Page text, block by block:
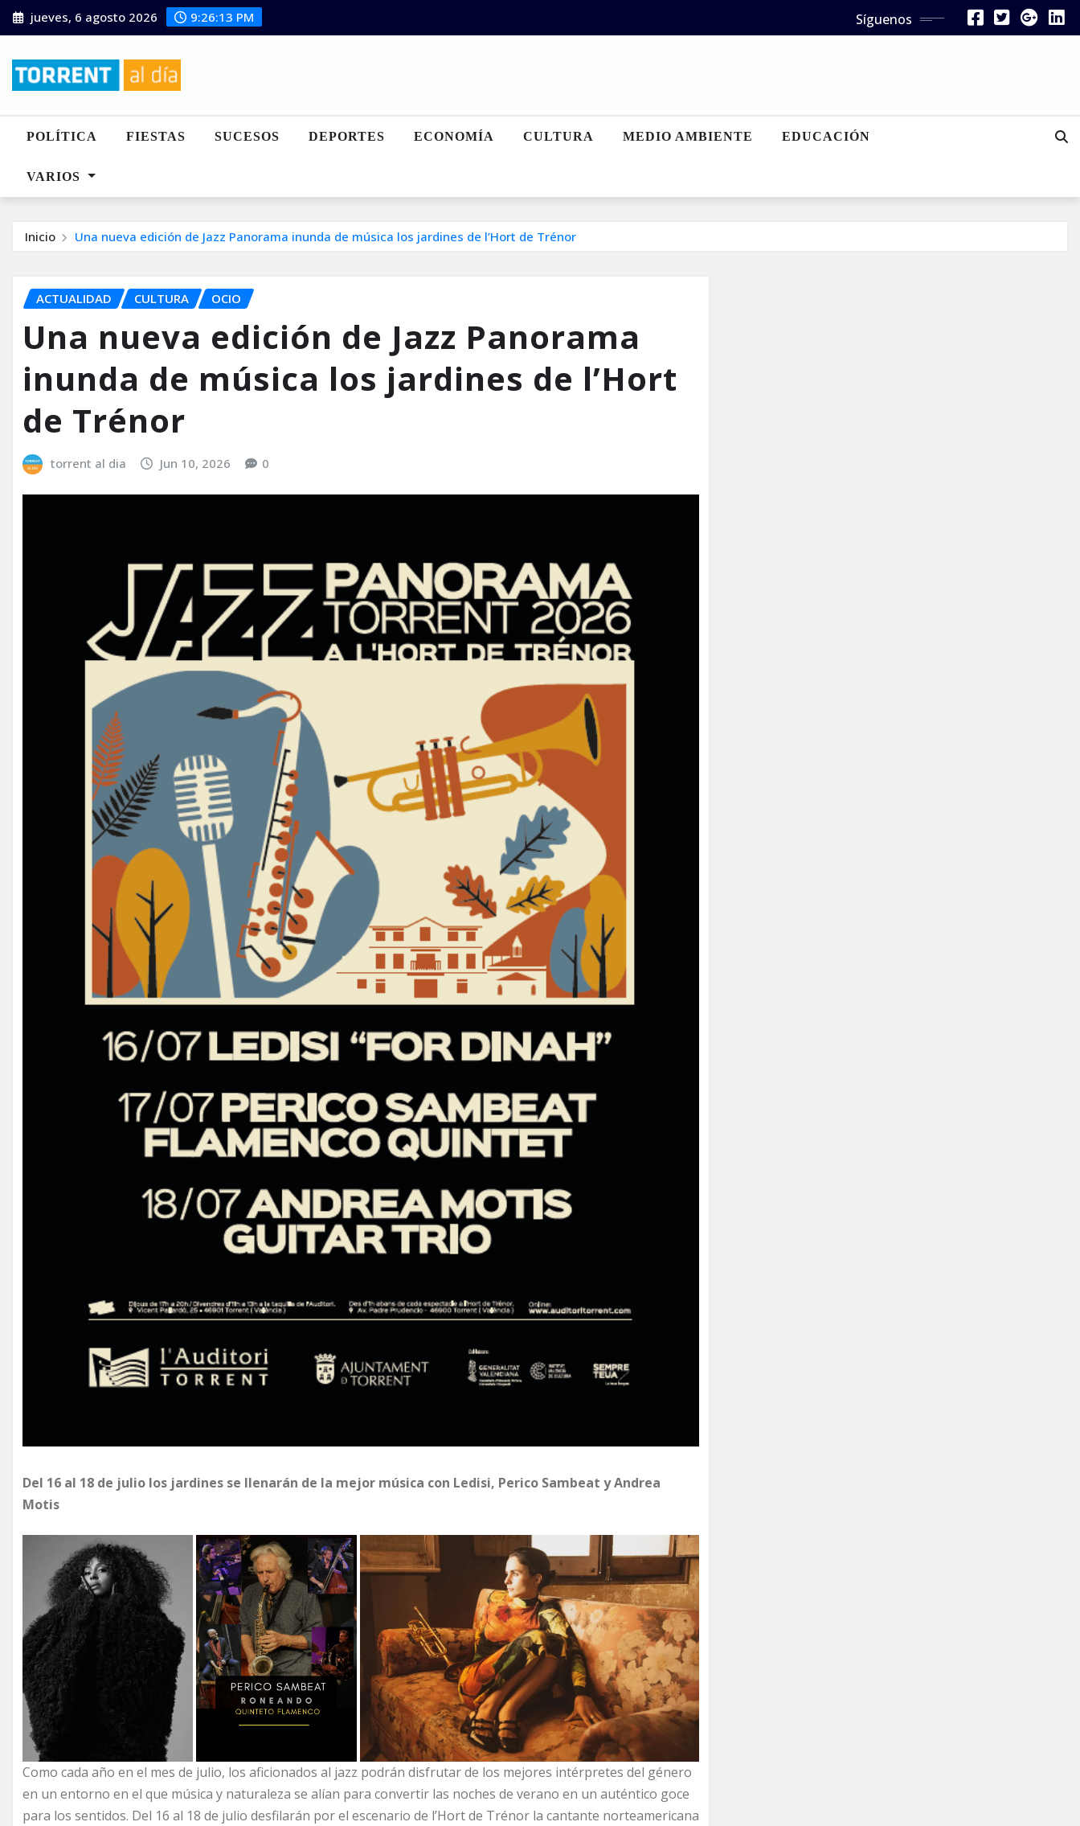
Saltar
al
jueves, 6 agosto 2026 9:26:14 PM Síguenos
POLÍTICA FIESTAS SUCESOS DEPORTES ECONOMÍA CULTURA MEDIO AMBIENTE EDUCACIÓN
VARIOS
Inicio Una nueva edición de Jazz Panorama inunda de música los jardines de l’Hort de Trénor
ACTUALIDAD CULTURA OCIO
Una nueva edición de Jazz Panorama
inunda de música los jardines de l’Hort
de Trénor
torrent al dia Jun 10, 2026 0
Del 16 al 18 de julio los jardines se llenarán de la mejor música con Ledisi, Perico Sambeat y Andrea
Motis
Como cada año en el mes de julio, los aficionados al jazz podrán disfrutar de los mejores intérpretes del género
en un entorno en el que música y naturaleza se alían para convertir las noches de verano en un auténtico goce
para los sentidos. Del 16 al 18 de julio desfilarán por el escenario de l’Hort de Trénor la cantante norteamericana